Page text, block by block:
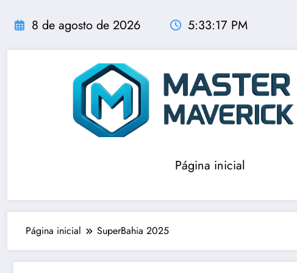
para
conteúdo
8 de agosto de 2026 5:33:17 PM
Página inicial
Página inicial SuperBahia 2025